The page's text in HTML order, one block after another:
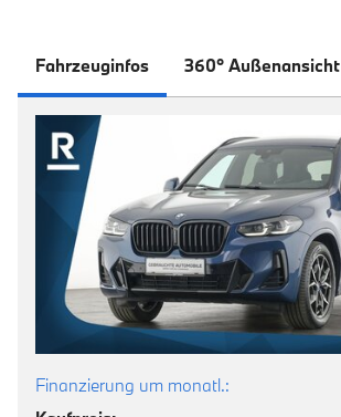
Fahrzeuginfos 360° Außenansicht
Finanzierung um monatl.: